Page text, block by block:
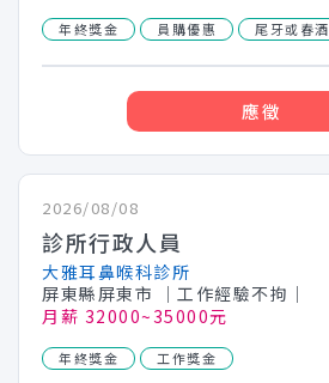
年終獎金 員購優惠 尾牙或春酒
應徵
2026/08/08
診所行政人員
大雅耳鼻喉科診所
屏東縣屏東市
│工作經驗不拘│
月薪 32000~35000元
年終獎金 工作獎金